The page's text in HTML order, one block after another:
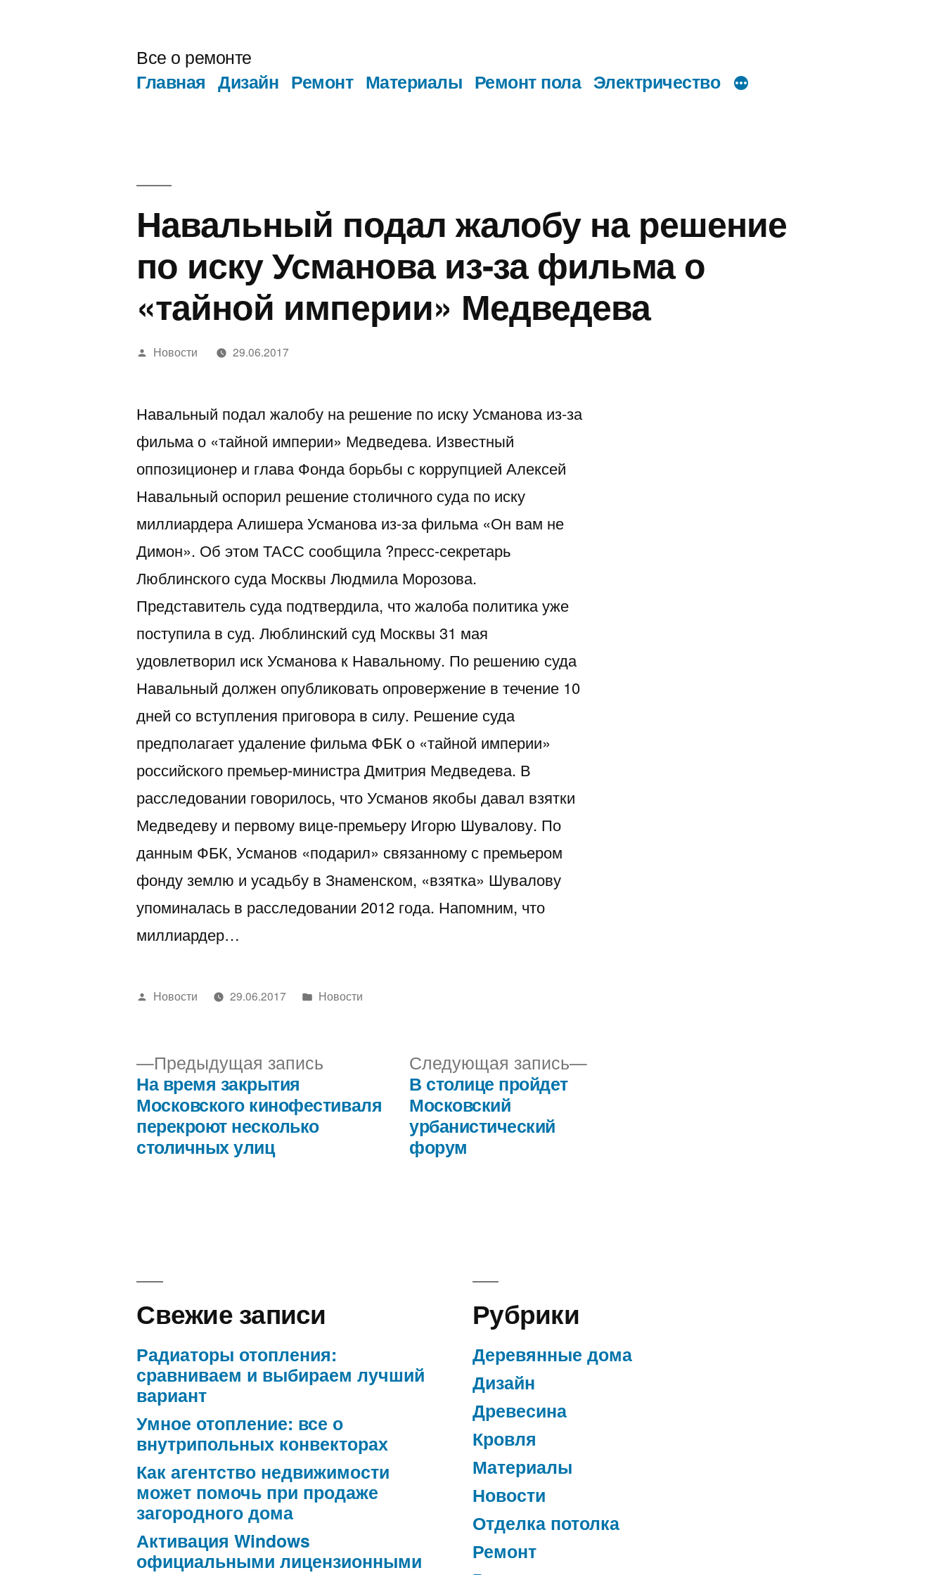
Все о ремонте
Главная Дизайн Ремонт Материалы Ремонт пола Электричество
Навальный подал жалобу на решение
по иску Усманова из-за фильма о
«тайной империи» Медведева
Написано
Новости 29.06.2017
Навальный подал жалобу на решение по иску Усманова из-за
фильма о «тайной империи» Медведева. Известный
оппозиционер и глава Фонда борьбы с коррупцией Алексей
Навальный оспорил решение столичного суда по иску
миллиардера Алишера Усманова из-за фильма «Он вам не
Димон». Об этом ТАСС сообщила ?пресс-секретарь
Люблинского суда Москвы Людмила Морозова.
Представитель суда подтвердила, что жалоба политика уже
поступила в суд. Люблинский суд Москвы 31 мая
удовлетворил иск Усманова к Навальному. По решению суда
Навальный должен опубликовать опровержение в течение 10
дней со вступления приговора в силу. Решение суда
предполагает удаление фильма ФБК о «тайной империи»
российского премьер-министра Дмитрия Медведева. В
расследовании говорилось, что Усманов якобы давал взятки
Медведеву и первому вице-премьеру Игорю Шувалову. По
данным ФБК, Усманов «подарил» связанному с премьером
фонду землю и усадьбу в Знаменском, «взятка» Шувалову
упоминалась в расследовании 2012 года. Напомним, что
миллиардер…
Написано
Новости 29.06.2017
Написано
Новости
Навигация
Предыдущая запись Предыдущая
На время закрытия
Московского кинофестиваля
перекроют несколько
столичных улиц
Следующая запись
Следующая
В столице пройдет
Московский
урбанистический
форум
Свежие записи
Радиаторы отопления:
сравниваем и выбираем лучший
вариант
Умное отопление: все о
внутрипольных конвекторах
Как агентство недвижимости
может помочь при продаже
загородного дома
Активация Windows
официальными лицензионными
Рубрики
Деревянные дома
Дизайн
Древесина
Кровля
Материалы
Новости
Отделка потолка
Ремонт